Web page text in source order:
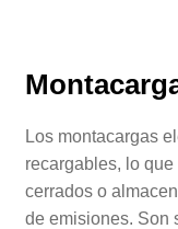
Los montacargas
recargables, lo
cerrados o
de emisiones. Son